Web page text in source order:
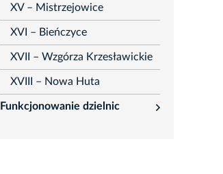
XV – Mistrzejowice
XVI – Bieńczyce
XVII – Wzgórza Krzesławickie
XVIII – Nowa Huta
Funkcjonowanie dzielnic
rozwiń